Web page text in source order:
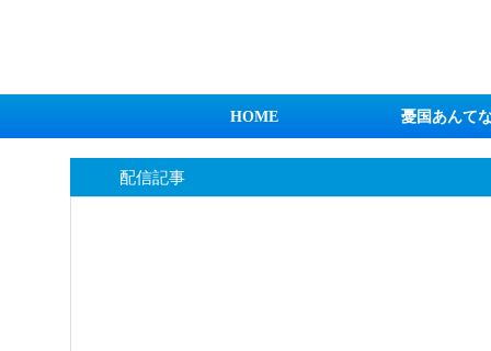
HOME 憂国あんて
配信記事